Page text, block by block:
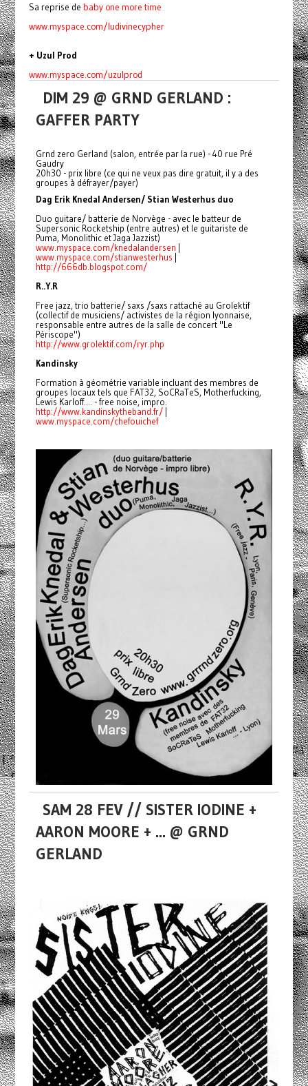
Sa reprise de baby one more time
www.myspace.com/ludivinecypher
+ Uzul Prod
www.myspace.com/uzulprod
DIM 29 @ GRND GERLAND :
GAFFER PARTY
Grnd zero Gerland (salon, entrée par la rue) - 40 rue Pré
Gaudry
20h30 - prix libre (ce qui ne veux pas dire gratuit, il y a des
groupes à défrayer/payer)
Dag Erik Knedal Andersen/ Stian Westerhus duo
Duo guitare/ batterie de Norvège - avec le batteur de
Supersonic Rocketship (entre autres) et le guitariste de
Puma, Monolithic et Jaga Jazzist)
www.myspace.com/knedalandersen
www.myspace.com/stianwesterhus
http://666db.blogspot.com/
R..Y.R
Free jazz, trio batterie/ saxs /saxs rattaché au Grolektif
(collectif de musiciens/ activistes de la région lyonnaise,
responsable entre autres de la salle de concert "Le
Périscope")
http://www.grolektif.com/ryr. php
Kandinsky
Formation à géométrie variable incluant des membres de
groupes locaux tels que FAT32, SoCRaTeS, Motherfucking,
Lewis Karloff.... - free noise, impro.
http://www.kandinskytheband. fr/|
www.myspace.com/chefouichef
SAM 28 FEV // SISTER IODINE +
AARON MOORE + ... @ GRND
GERLAND